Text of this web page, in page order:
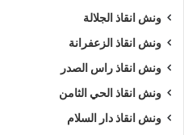
ونش انقاذ الجلالة
ونش انقاذ الزعفرانة
ونش انقاذ راس الصدر
ونش انقاذ الحي الثامن
ونش انقاذ دار السلام